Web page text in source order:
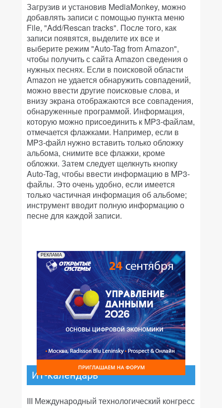
Загрузив и установив MediaMonkey, можно
добавлять записи с помощью пункта меню
File, "Add/Rescan tracks". После того, как
записи появятся, выделите их все и
выберите режим "Auto-Tag from Amazon",
чтобы получить с сайта Amazon сведения о
нужных песнях. Если в поисковой области
Amazon не удается обнаружить совпадений,
можно ввести другие поисковые слова, и
внизу экрана отображаются все совпадения,
обнаруженные программой. Информация,
которую можно присоединить к MP3-файлам,
отмечается флажками. Например, если в
MP3-файл нужно вставить только обложку
альбома, снимите все флажки, кроме
обложки. Затем следует щелкнуть кнопку
Auto-Tag, чтобы ввести информацию в MP3-
файлы. Это очень удобно, если имеется
только частичная информация об альбоме;
инструмент вводит полную информацию о
песне для каждой записи.
РЕКЛАМА
ИТ-календарь
III Международный технологический конгресс